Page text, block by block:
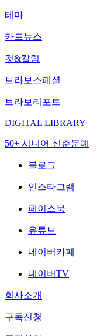
테마
카드뉴스
컷&칼럼
브라보스페셜
브라보리포트
DIGITAL LIBRARY
50+ 시니어 신춘문예
블로그
인스타그램
페이스북
유튜브
네이버카페
네이버TV
회사소개
구독신청